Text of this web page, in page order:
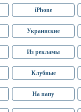
iPhone
Украинские
Из рекламы
Клубные
На папу